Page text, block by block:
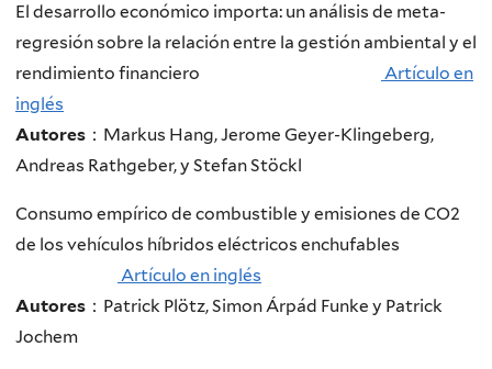
El desarrollo económico importa: un análisis de meta-
regresión sobre la relación entre la gestión ambiental y el
rendimiento financiero
Artículo en
inglés
Autores ：Markus Hang, Jerome Geyer-Klingeberg,
Andreas Rathgeber, y Stefan Stöckl
Consumo empírico de combustible y emisiones de CO2
de los vehículos híbridos eléctricos enchufables
Artículo en inglés
Autores ：Patrick Plötz, Simon Árpád Funke y Patrick
Jochem